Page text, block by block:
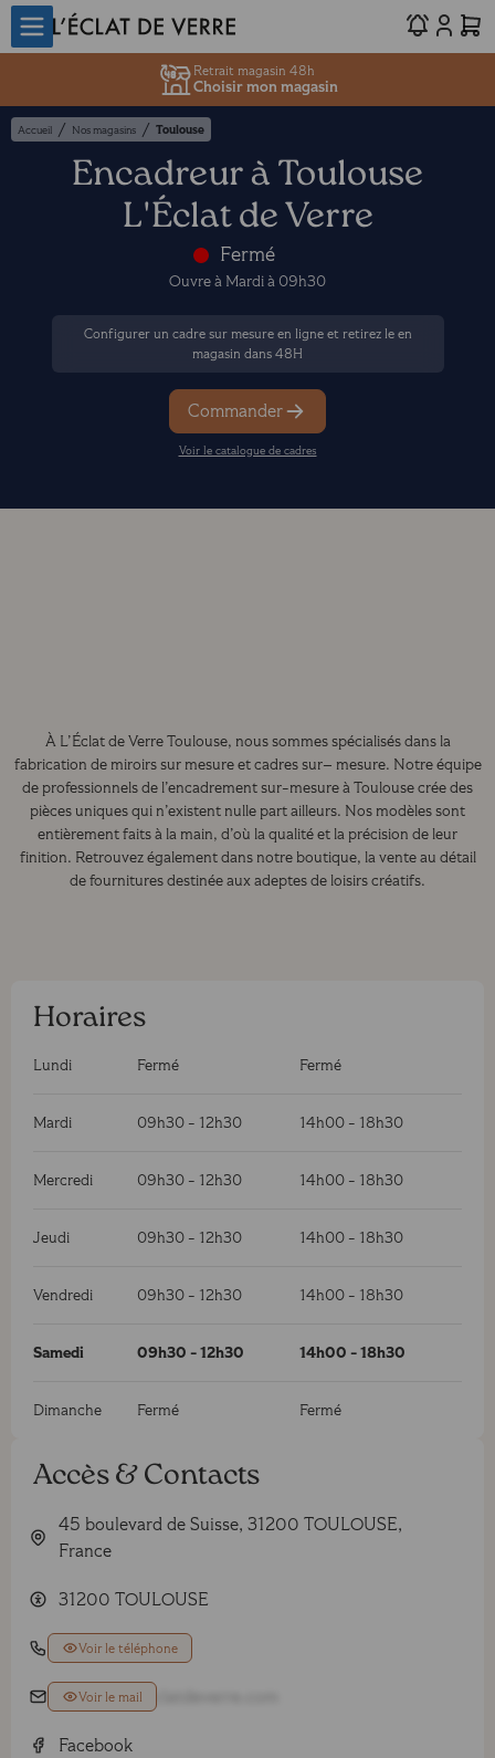
Retrait magasin 48h
Choisir mon magasin
Accueil / Nos magasins / Toulouse
Encadreur à Toulouse
L'Éclat de Verre
Fermé
Ouvre à Mardi à 09h30
Configurer un cadre sur mesure en ligne et retirez le en
magasin dans 48H
Commander
Voir le catalogue de cadres
À L’Éclat de Verre Toulouse, nous sommes spécialisés dans la
fabrication de miroirs sur mesure et cadres sur– mesure. Notre équipe
de professionnels de l’encadrement sur-mesure à Toulouse crée des
pièces uniques qui n’existent nulle part ailleurs. Nos modèles sont
entièrement faits à la main, d’où la qualité et la précision de leur
finition. Retrouvez également dans notre boutique, la vente au détail
de fournitures destinée aux adeptes de loisirs créatifs.
Horaires
Lundi Fermé Fermé
Mardi 09h30 - 12h30 14h00 - 18h30
Mercredi 09h30 - 12h30 14h00 - 18h30
Jeudi 09h30 - 12h30 14h00 - 18h30
Vendredi 09h30 - 12h30 14h00 - 18h30
Samedi 09h30 -12h30 14h00 -18h30
Dimanche Fermé Fermé
Accès & Contacts
45 boulevard de Suisse, 31200 TOULOUSE,
France
31200 TOULOUSE
07 82 06 47 11
Voir le téléphone
toulouse@eclatdeverre.com
Voir le mail
Facebook